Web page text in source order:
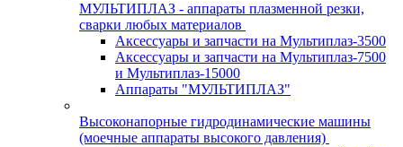
МУЛЬТИПЛАЗ - аппараты плазменной резки,
сварки любых материалов
Аксессуары и запчасти на Мультиплаз-3500
Аксессуары и запчасти на Мультиплаз-7500
и Мультиплаз-15000
Аппараты "МУЛЬТИПЛАЗ"
Высоконапорные гидродинамические машины
(моечные аппараты высокого давления)